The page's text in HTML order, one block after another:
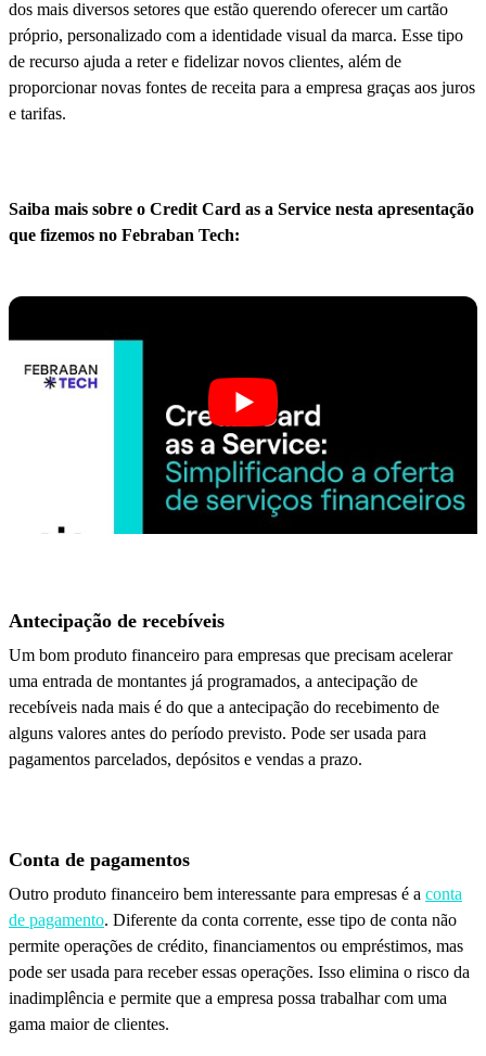
dos mais diversos setores que estão querendo oferecer um cartão
próprio, personalizado com a identidade visual da marca. Esse tipo
de recurso ajuda a reter e fidelizar novos clientes, além de
proporcionar novas fontes de receita para a empresa graças aos juros
e tarifas.
Saiba mais sobre o Credit Card as a Service nesta apresentação
que fizemos no Febraban Tech:
Antecipação de recebíveis
Um bom produto financeiro para empresas que precisam acelerar
uma entrada de montantes já programados, a antecipação de
recebíveis nada mais é do que a antecipação do recebimento de
alguns valores antes do período previsto. Pode ser usada para
pagamentos parcelados, depósitos e vendas a prazo.
Conta de pagamentos
Outro produto financeiro bem interessante para empresas é a conta
de pagamento. Diferente da conta corrente, esse tipo de conta não
permite operações de crédito, financiamentos ou empréstimos, mas
pode ser usada para receber essas operações. Isso elimina o risco da
inadimplência e permite que a empresa possa trabalhar com uma
gama maior de clientes.